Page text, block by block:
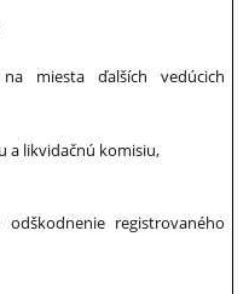
miesta ďalších vedúcich
a likvidačnú komisiu,
registrovaného